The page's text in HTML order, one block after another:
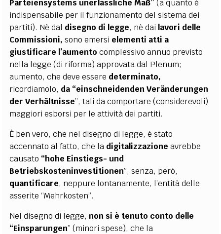
Parteiensystems unerlässliche Maß” (a quanto è
indispensabile per il funzionamento del sistema dei
partiti). Nè dal disegno di legge, nè dai lavori delle
Commissioni, sono emersi elementi atti a
giustificare l’aumento complessivo annuo previsto
nella legge (di riforma) approvata dal Plenum;
aumento, che deve essere determinato,
ricordiamolo, da “einschneidenden Veränderungen
der Verhältnisse”, tali da comportare (considerevoli)
maggiori esborsi per le attività dei partiti.
È ben vero, che nel disegno di legge, è stato
accennato al fatto, che la digitalizzazioneavrebbe
causato “hohe Einstiegs- und
Betriebskosteninvestitionen”, senza, però,
quantificare, neppure lontanamente, l’entità delle
asserite “Mehrkosten”.
Nel disegno di legge, non si è tenuto conto delle
“Einsparungen” (minori spese), che la